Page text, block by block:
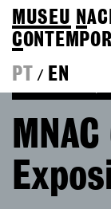
MUSEU N
C
PT
/ EN